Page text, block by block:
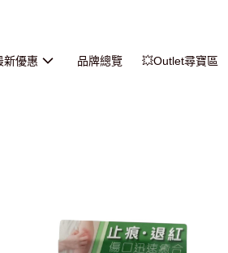
新優惠 品牌總覽 💥Outlet尋寶區